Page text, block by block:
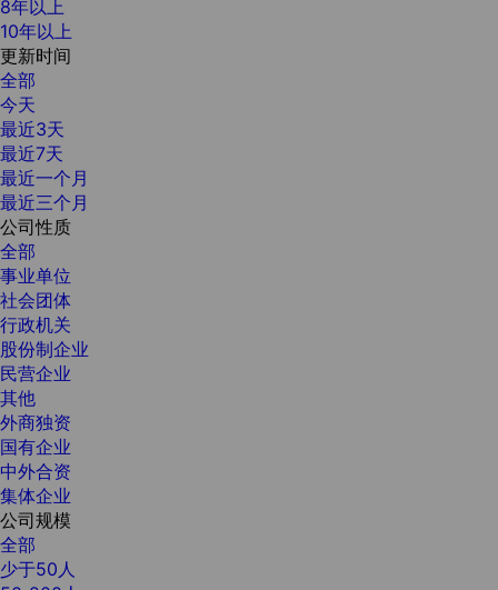
8年以上
10年以上
更新时间
全部
今天
最近3天
最近7天
最近一个月
最近三个月
公司性质
全部
事业单位
社会团体
行政机关
股份制企业
民营企业
其他
外商独资
国有企业
中外合资
集体企业
公司规模
全部
少于50人